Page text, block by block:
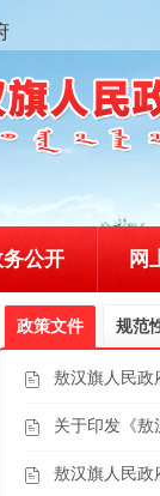
公开 网
政策文件 规范
敖汉旗人民政
关于印发《敖
敖汉旗人民政